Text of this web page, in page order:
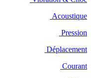
Acoustique
Pression
Déplacement
Courant